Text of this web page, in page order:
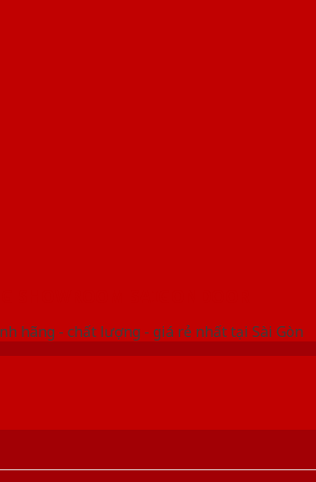
hãng - chất lượng - giá rẻ nhất tại Sài Gòn